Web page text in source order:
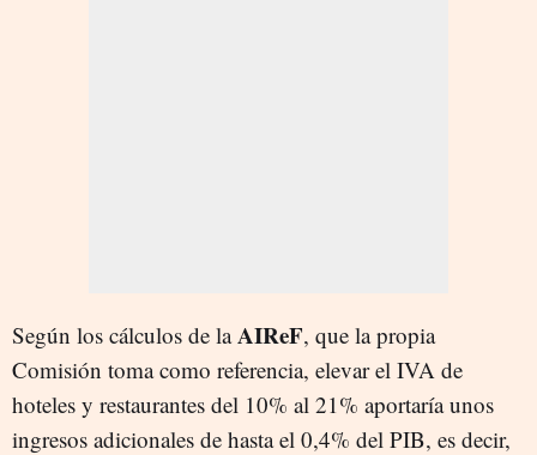
Según los cálculos de laAIReF, que la propia
Comisión toma como referencia, elevar el IVA de
hoteles y restaurantes del 10% al 21% aportaría unos
ingresos adicionales de hasta el 0,4% del PIB, es decir,